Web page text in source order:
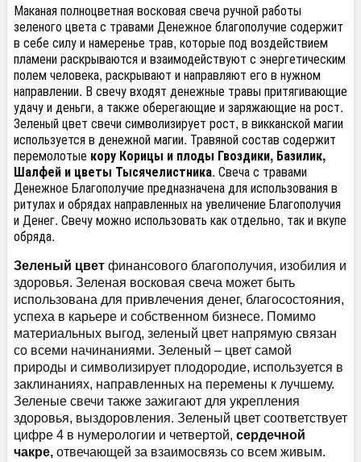
Маканая полноцветная восковая свеча ручной работы
зеленого цвета с травами Денежное благополучие содержит
в себе силу и намеренье трав, которые под воздействием
пламени раскрываются и взаимодействуют с энергетическим
полем человека, раскрывают и направляют его в нужном
направлении. В свечу входят денежные травы притягивающие
удачу и деньги, а также оберегающие и заряжающие на рост.
Зеленый цвет свечи символизирует рост, в викканской магии
используется в денежной магии. Травяной состав содержит
перемолотые кору Корицы и плоды Гвоздики, Базилик,
Шалфей и цветы Тысячелистника. Свеча с травами
Денежное Благополучие предназначена для использования в
ритулах и обрядах направленных на увеличение Благополучия
и Денег. Свечу можно использовать как отдельно, так и вкупе
обряда.
Зеленый цвет финансового благополучия, изобилия и
здоровья. Зеленая восковая свеча может быть
использована для привлечения денег, благосостояния,
успеха в карьере и собственном бизнесе. Помимо
материальных выгод, зеленый цвет напрямую связан
со всеми начинаниями. Зеленый – цвет самой
природы и символизирует плодородие, используется в
заклинаниях, направленных на перемены к лучшему.
Зеленые свечи также зажигают для укрепления
здоровья, выздоровления. Зеленый цвет соответствует
цифре 4 в нумерологии и четвертой, сердечной
чакре, отвечающей за взаимосвязь со всем живым.